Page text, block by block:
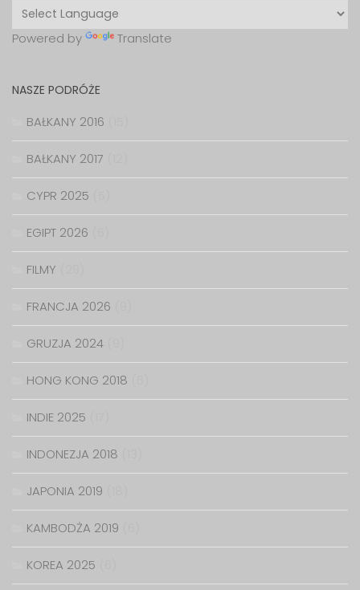
Powered by Translate
NASZE PODRÓŻE
BAŁKANY 2016
BAŁKANY 2017
CYPR 2025
EGIPT 2026
FILMY
FRANCJA 2026
GRUZJA 2024
HONG KONG 2018
INDIE 2025
INDONEZJA 2018
JAPONIA 2019
KAMBODŻA 2019
KOREA 2025